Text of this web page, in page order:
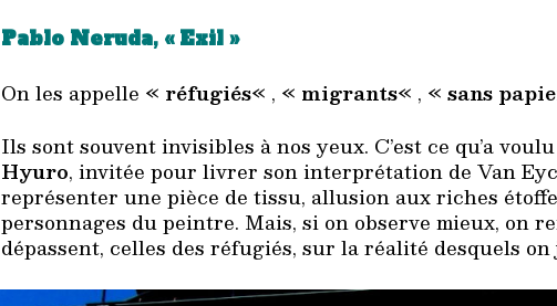
Pablo Neruda, « Exil »
On les appelle « réfugiés« , « migrants« , « sans
Ils sont souvent invisibles à nos yeux. C’est ce qu’a
Hyuro, invitée pour livrer son interprétation de Van
représenter une pièce de tissu, allusion aux riches
personnages du peintre. Mais, si on observe mieux, on
dépassent, celles des réfugiés, sur la réalité desquels